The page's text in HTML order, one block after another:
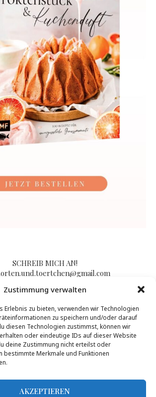
Zustimmung verwalten
Erlebnis zu bieten, verwenden wir Technologien
zu speichern und/oder darauf
diesen Technologien zustimmst, können wir
oder eindeutige IDs auf dieser Website
deine Zustimmung nicht erteilst oder
bestimmte Merkmale und Funktionen
AKZEPTIEREN
SCHREIB MICH AN!
Kontakt & Datenschutzerklärung